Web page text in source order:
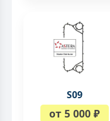
S09
от 5 000 ₽